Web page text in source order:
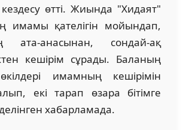
өтті. Жиында "Хидаят"
имамы қателігін мойындап,
ата-анасынан, сондай-ақ
кешірім сұрады. Баланың
имамның кешірімін
екі тарап өзара бітімге
хабарламада.